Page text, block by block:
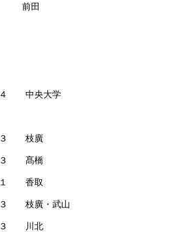
前田
４ 中央大学
３ 枝廣
３ 髙橋
１ 香取
３ 枝廣・武山
３ 川北